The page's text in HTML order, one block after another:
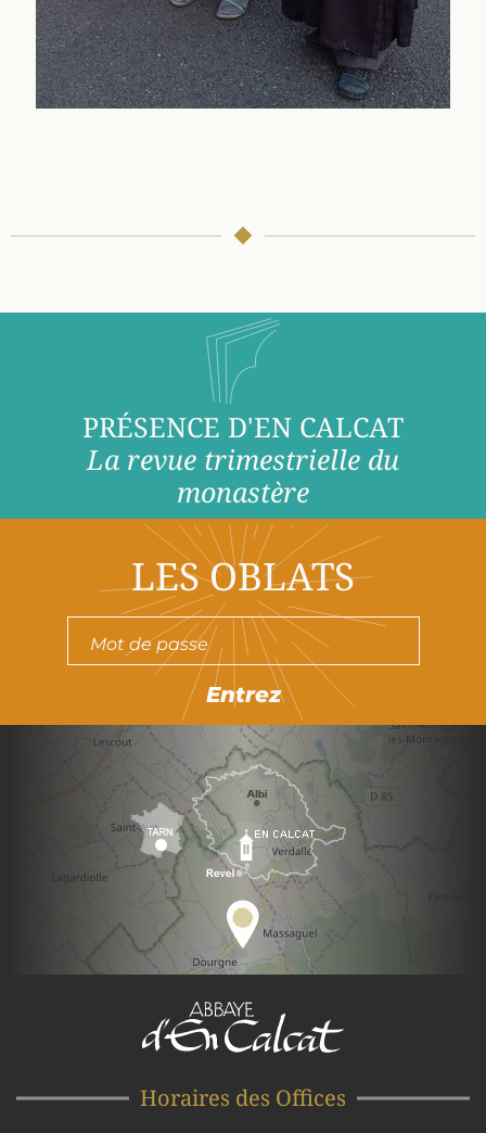
PRÉSENCE D'EN CALCAT
La revue trimestrielle du
monastère
LES OBLATS
Entrez
Horaires des Offices